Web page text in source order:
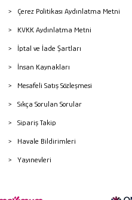
Çerez Politikası Aydınlatma Metni
KVKK Aydınlatma Metni
İptal ve İade Şartları
İnsan Kaynakları
Mesafeli Satış Sözleşmesi
Sıkça Sorulan Sorular
Sipariş Takip
Havale Bildirimleri
Yayınevleri